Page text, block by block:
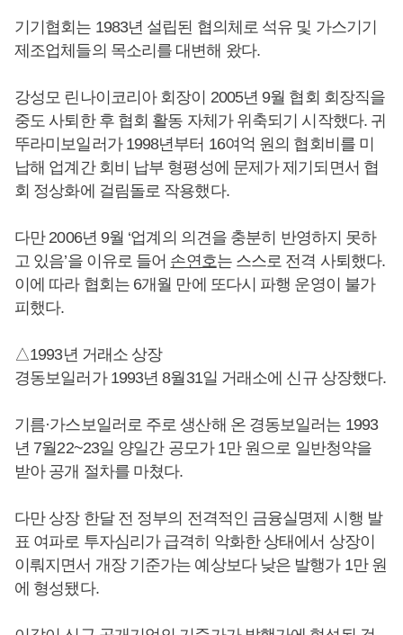
기기협회는 1983년 설립된 협의체로 석유 및 가스기기
제조업체들의 목소리를 대변해 왔다.
강성모 린나이코리아 회장이 2005년 9월 협회 회장직을
중도 사퇴한 후 협회 활동 자체가 위축되기 시작했다. 귀
뚜라미보일러가 1998년부터 16여억 원의 협회비를 미
납해 업계간 회비 납부 형평성에 문제가 제기되면서 협
회 정상화에 걸림돌로 작용했다.
다만 2006년 9월 ‘업계의 의견을 충분히 반영하지 못하
고 있음’을 이유로 들어 손연호는 스스로 전격 사퇴했다.
이에 따라 협회는 6개월 만에 또다시 파행 운영이 불가
피했다.
△1993년 거래소 상장
경동보일러가 1993년 8월31일 거래소에 신규 상장했다.
기름·가스보일러로 주로 생산해 온 경동보일러는 1993
년 7월22~23일 양일간 공모가 1만 원으로 일반청약을
받아 공개 절차를 마쳤다.
다만 상장 한달 전 정부의 전격적인 금융실명제 시행 발
표 여파로 투자심리가 급격히 악화한 상태에서 상장이
이뤄지면서 개장 기준가는 예상보다 낮은 발행가 1만 원
에 형성됐다.